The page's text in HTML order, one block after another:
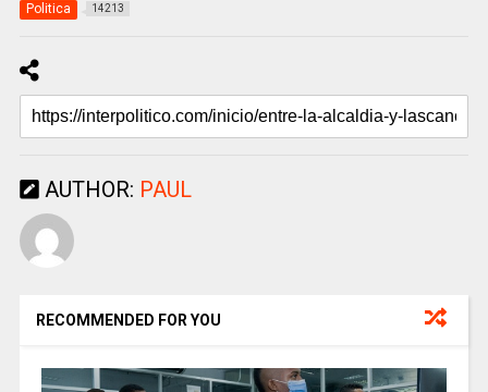
Politica 14213
AUTHOR: PAUL
RECOMMENDED FOR YOU